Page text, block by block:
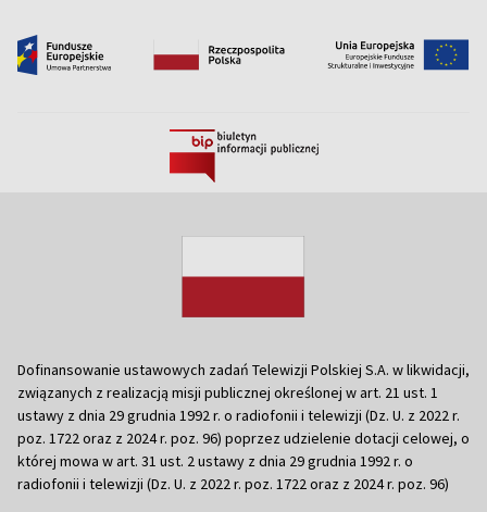
Dofinansowanie ustawowych zadań Telewizji Polskiej S.A. w likwidacji,
związanych z realizacją misji publicznej określonej w art. 21 ust. 1
ustawy z dnia 29 grudnia 1992 r. o radiofonii i telewizji (Dz. U. z 2022 r.
poz. 1722 oraz z 2024 r. poz. 96) poprzez udzielenie dotacji celowej, o
której mowa w art. 31 ust. 2 ustawy z dnia 29 grudnia 1992 r. o
radiofonii i telewizji (Dz. U. z 2022 r. poz. 1722 oraz z 2024 r. poz. 96)